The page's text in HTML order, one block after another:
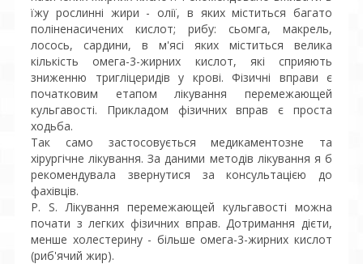
їжу рослинні жири - олії, в яких міститься багато
поліненасичених кислот; рибу: сьомга, макрель,
лосось, сардини, в м'ясі яких міститься велика
кількість омега-3-жирних кислот, які сприяють
зниженню тригліцеридів у крові. Фізичні вправи є
початковим етапом лікування перемежающей
кульгавості. Прикладом фізичних вправ є проста
ходьба.
Так само застосовується медикаментозне та
хірургічне лікування. За даними методів лікування я б
рекомендувала звернутися за консультацією до
фахівців.
P. S. Лікування перемежающей кульгавості можна
почати з легких фізичних вправ. Дотримання дієти,
менше холестерину - більше омега-3-жирних кислот
(риб'ячий жир).